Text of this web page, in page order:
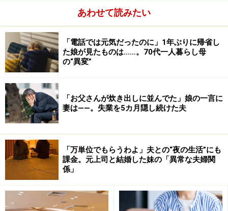
あわせて読みたい
「電話では元気だったのに」1年ぶりに帰省し
た娘が見たものは……。70代一人暮らし母
の“異変”
「お父さんが炊き出しに並んでた」娘の一言に
妻は――。失業を5カ月隠し続けた夫
「万単位でもらうわよ」夫との“夜の生活”にも
課金。元上司と結婚した妹の「異常な夫婦関
係」